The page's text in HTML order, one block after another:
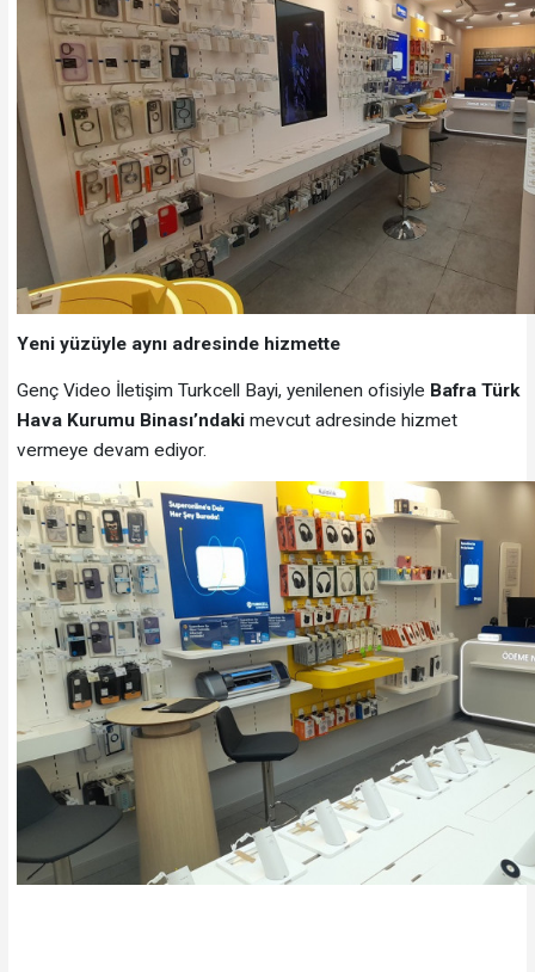
Yeni yüzüyle aynı adresinde hizmette
Genç Video İletişim Turkcell Bayi, yenilenen ofisiyle Bafra Türk
Hava Kurumu Binası’ndakimevcut adresinde hizmet
vermeye devam ediyor.